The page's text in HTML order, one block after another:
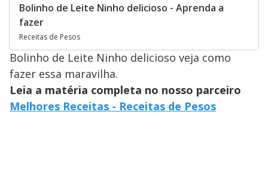
Bolinho de Leite Ninho delicioso - Aprenda a
fazer
Receitas de Pesos
Bolinho de Leite Ninho delicioso veja como
fazer essa maravilha.
Leia a matéria completa no nosso parceiro
Melhores Receitas - Receitas de Pesos